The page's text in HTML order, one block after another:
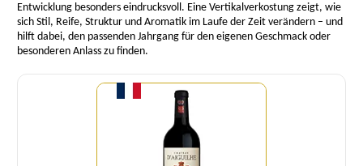
Entwicklung besonders eindrucksvoll. Eine Vertikalverkostung zeigt, wie
sich Stil, Reife, Struktur und Aromatik im Laufe der Zeit verändern – und
hilft dabei, den passenden Jahrgang für den eigenen Geschmack oder
besonderen Anlass zu finden.
Menge